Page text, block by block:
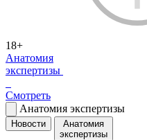
18+
Анатомия
экспертизы
Смотреть
Анатомия экспертизы
Новости
Анатомия
экспертизы